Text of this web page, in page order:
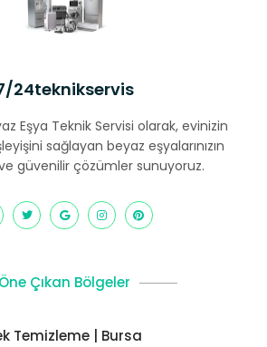
24teknikservis
Eşya Teknik Servisi olarak, evinizin
sağlayan beyaz eşyalarınızın
güvenilir çözümler sunuyoruz.
Öne Çıkan Bölgeler
Temizleme | Bursa